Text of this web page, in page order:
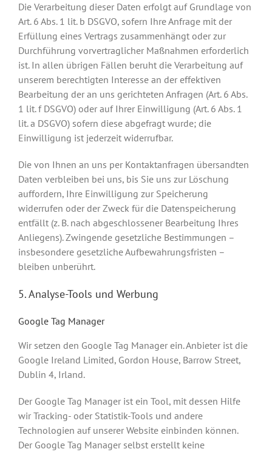
Die Verarbeitung dieser Daten erfolgt auf Grundlage von
Art. 6 Abs. 1 lit. b DSGVO, sofern Ihre Anfrage mit der
Erfüllung eines Vertrags zusammenhängt oder zur
Durchführung vorvertraglicher Maßnahmen erforderlich
ist. In allen übrigen Fällen beruht die Verarbeitung auf
unserem berechtigten Interesse an der effektiven
Bearbeitung der an uns gerichteten Anfragen (Art. 6 Abs.
1 lit. f DSGVO) oder auf Ihrer Einwilligung (Art. 6 Abs. 1
lit. a DSGVO) sofern diese abgefragt wurde; die
Einwilligung ist jederzeit widerrufbar.
Die von Ihnen an uns per Kontaktanfragen übersandten
Daten verbleiben bei uns, bis Sie uns zur Löschung
auffordern, Ihre Einwilligung zur Speicherung
widerrufen oder der Zweck für die Datenspeicherung
entfällt (z. B. nach abgeschlossener Bearbeitung Ihres
Anliegens). Zwingende gesetzliche Bestimmungen –
insbesondere gesetzliche Aufbewahrungsfristen –
bleiben unberührt.
5. Analyse-Tools und Werbung
Google Tag Manager
Wir setzen den Google Tag Manager ein. Anbieter ist die
Google Ireland Limited, Gordon House, Barrow Street,
Dublin 4, Irland.
Der Google Tag Manager ist ein Tool, mit dessen Hilfe
wir Tracking- oder Statistik-Tools und andere
Technologien auf unserer Website einbinden können.
Der Google Tag Manager selbst erstellt keine